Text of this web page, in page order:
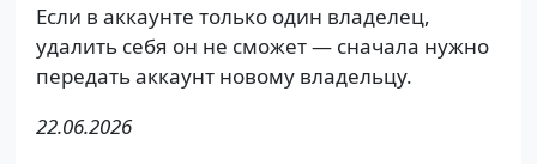
Если в аккаунте только один владелец,
удалить себя он не сможет — сначала нужно
передать аккаунт новому владельцу.
22.06.2026